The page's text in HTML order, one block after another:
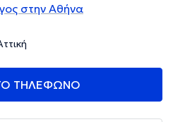
στην Αθήνα
ΤΗΛΕΦΩΝΟ